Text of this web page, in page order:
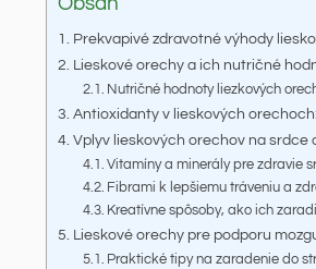
Prekvapivé zdravotné výhody
Lieskové orechy a ich nutričné
Nutričné hodnoty liezkových
Antioxidanty v lieskových
Vplyv lieskových orechov na srdce
Vitamíny a minerály pre zdravie
Fibrami k lepšiemu tráveniu a
Kreatívne spôsoby, ako ich
Lieskové orechy pre podporu
Praktické tipy na zaradenie do